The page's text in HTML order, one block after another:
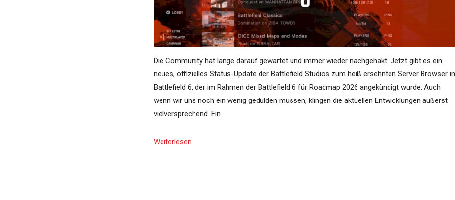
Die Community hat lange darauf gewartet und immer wieder nachgehakt. Jetzt gibt es ein
neues, offizielles Status-Update der Battlefield Studios zum heiß ersehnten Server Browser in
Battlefield 6, der im Rahmen der Battlefield 6 für Roadmap 2026 angekündigt wurde. Auch
wenn wir uns noch ein wenig gedulden müssen, klingen die aktuellen Entwicklungen äußerst
vielversprechend. Ein
Weiterlesen